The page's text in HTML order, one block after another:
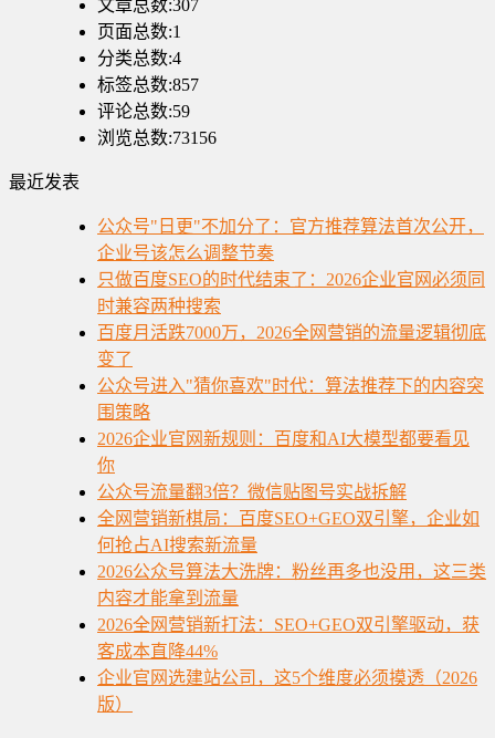
文章总数:307
页面总数:1
分类总数:4
标签总数:857
评论总数:59
浏览总数:73156
最近发表
公众号"日更"不加分了：官方推荐算法首次公开，
企业号该怎么调整节奏
只做百度SEO的时代结束了：2026企业官网必须同
时兼容两种搜索
百度月活跌7000万，2026全网营销的流量逻辑彻底
变了
公众号进入"猜你喜欢"时代：算法推荐下的内容突
围策略
2026企业官网新规则：百度和AI大模型都要看见
你
公众号流量翻3倍？微信贴图号实战拆解
全网营销新棋局：百度SEO+GEO双引擎，企业如
何抢占AI搜索新流量
2026公众号算法大洗牌：粉丝再多也没用，这三类
内容才能拿到流量
2026全网营销新打法：SEO+GEO双引擎驱动，获
客成本直降44%
企业官网选建站公司，这5个维度必须摸透（2026
版）